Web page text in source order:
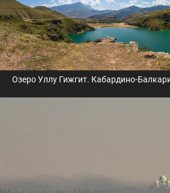
Озеро Уллу Гижгит. Кабардино-